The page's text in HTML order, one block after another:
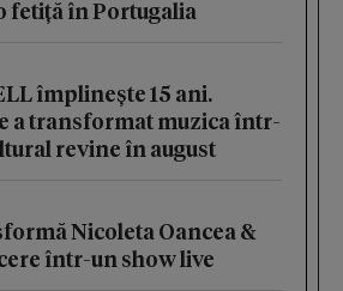
fetiță în Portugalia
împlinește 15 ani.
a transformat muzica într-
revine în august
Nicoleta Oancea &
într-un show live